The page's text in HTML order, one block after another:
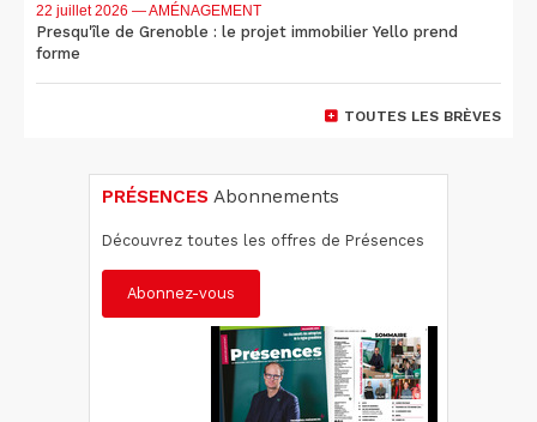
22 juillet 2026 — AMÉNAGEMENT
Presqu'île de Grenoble : le projet immobilier Yello prend
forme
TOUTES LES BRÈVES
PRÉSENCES Abonnements
Découvrez toutes les offres de Présences
Abonnez-vous